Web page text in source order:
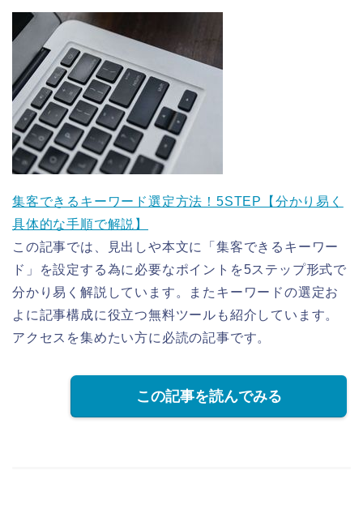
集客できるキーワード選定方法！5STEP【分かり易く
具体的な手順で解説】
この記事では、見出しや本文に「集客できるキーワー
ド」を設定する為に必要なポイントを5ステップ形式で
分かり易く解説しています。またキーワードの選定お
よに記事構成に役立つ無料ツールも紹介しています。
アクセスを集めたい方に必読の記事です。
この記事を読んでみる